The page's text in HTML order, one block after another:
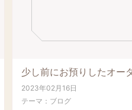
2023年02月16日
テーマ： ブログ